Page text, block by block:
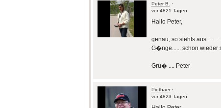
Peter B.
·
vor 4821 Tagen
Hallo Peter,
genau, so siehts
G�nge...... schon wieder
Gru� .... Peter
Pietbaer·
vor 4823 Tagen